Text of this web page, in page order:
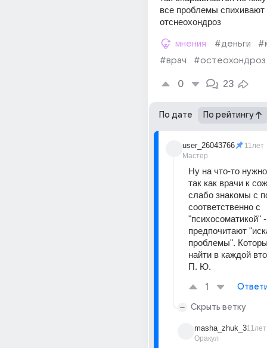
все проблемы спихивают
отснеохондроз
мнения #деньги
#врач
#остеохондроз
0 23
По дате По рейтингу
user_26043766
Мастер
11лет
Ну на что-то
так как врачи к
слабо знакомы с
соответственно с
"психосоматикой" -
предпочитают
проблемы".
найти в каждой
П. Ю.
1
Скрыть ветку
masha_zhuk_3
Оракул
11лет